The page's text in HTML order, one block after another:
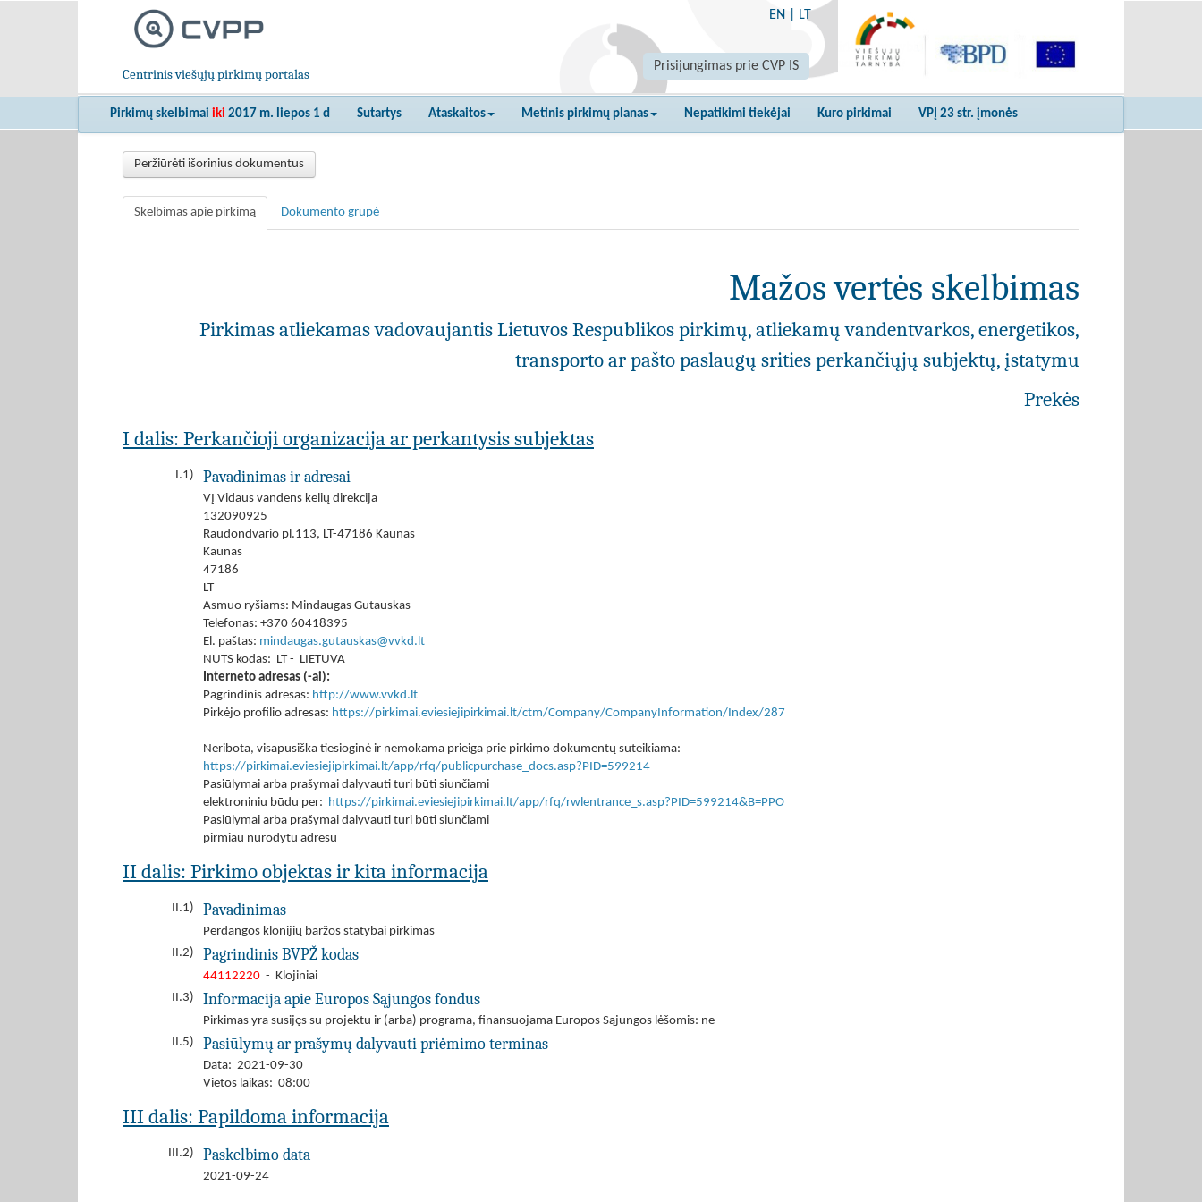
Centrinis viešųjų pirkimų portalas
EN LT
Prisijungimas prie CVP IS
Pirkimų skelbimai iki 2017 m. liepos 1 d Sutartys Ataskaitos Metinis pirkimų planas Nepatikimi tiekėjai Kuro pirkimai VPĮ 23 str. įmonės
Peržiūrėti išorinius dokumentus
Skelbimas apie pirkimą Dokumento grupė
Mažos vertės skelbimas
Pirkimas atliekamas vadovaujantis Lietuvos Respublikos pirkimų, atliekamų vandentvarkos, energetikos,
transporto ar pašto paslaugų srities perkančiųjų subjektų, įstatymu
Prekės
I dalis: Perkančioji organizacija ar perkantysis subjektas
I.1) Pavadinimas ir adresai
VĮ Vidaus vandens kelių direkcija
132090925
Raudondvario pl.113, LT-47186 Kaunas
Kaunas
47186
LT
Asmuo ryšiams: Mindaugas Gutauskas
Telefonas: +370 60418395
El. paštas: mindaugas.gutauskas@vvkd.lt
NUTS kodas: LT - LIETUVA
Interneto adresas (-ai):
Pagrindinis adresas: http://www.vvkd.lt
Pirkėjo profilio adresas: https://pirkimai.eviesiejipirkimai.lt/ctm/Company/CompanyInformation/Index/287
Neribota, visapusiška tiesioginė ir nemokama prieiga prie pirkimo dokumentų suteikiama:
https://pirkimai.eviesiejipirkimai.lt/app/rfq/publicpurchase_docs.asp?PID=599214
Pasiūlymai arba prašymai dalyvauti turi būti siunčiami
elektroniniu būdu per: https://pirkimai.eviesiejipirkimai.lt/app/rfq/rwlentrance_s.asp?PID=599214&B=PPO
Pasiūlymai arba prašymai dalyvauti turi būti siunčiami
pirmiau nurodytu adresu
II dalis: Pirkimo objektas ir kita informacija
II.1) Pavadinimas
Perdangos klonijių baržos statybai pirkimas
II.2)
Pagrindinis BVPŽ kodas
44112220 - Klojiniai
II.3)
Informacija apie Europos Sąjungos fondus
Pirkimas yra susijęs su projektu ir (arba) programa, finansuojama Europos Sąjungos lėšomis: ne
II.5)
Pasiūlymų ar prašymų dalyvauti priėmimo terminas
Data: 2021-09-30
Vietos laikas: 08:00
III dalis: Papildoma informacija
III.2) Paskelbimo data
2021-09-24